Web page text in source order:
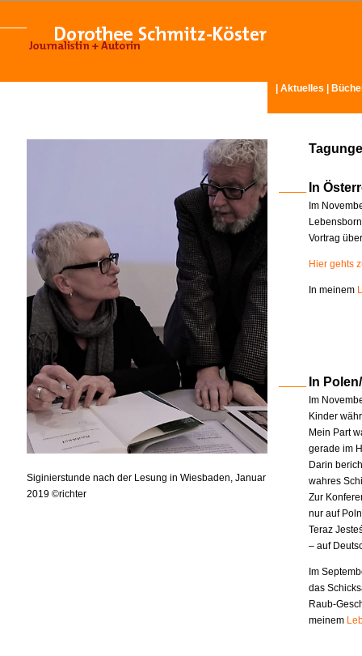
Aktuelles
Siginierstunde nach der Lesung in Wiesbaden, Januar
2019 ©richter
In
Im
Vortrag
Hier gehts
In meinem
In
Im
Kinder
Mein Part
gerade im
Darin
wahres
Zur
nur auf
Teraz
– auf
Im
das
Raub-
meinem